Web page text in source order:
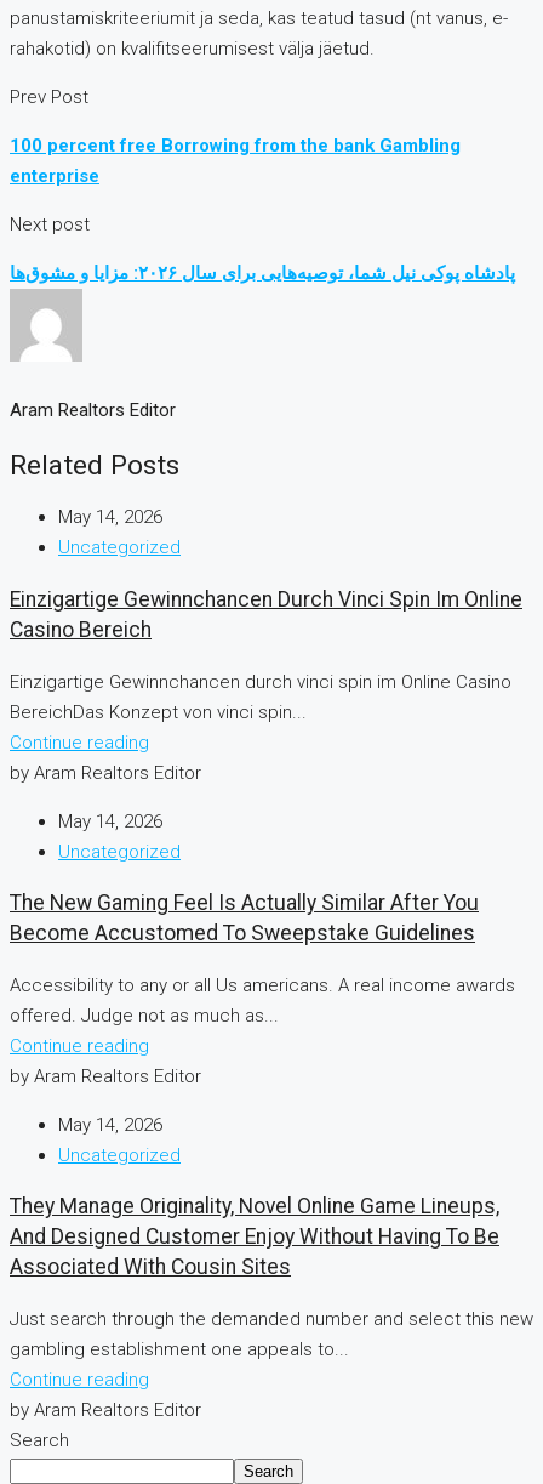
panustamiskriteeriumit ja seda, kas teatud tasud (nt vanus, e-
rahakotid) on kvalifitseerumisest välja jäetud.
Prev Post
100 percent free Borrowing from the bank Gambling
enterprise
Next post
پادشاه پوکی نیل شما، توصیه‌هایی برای سال ۲۰۲۶: مزایا و مشوق‌ها
Aram Realtors Editor
Related Posts
May 14, 2026
Uncategorized
Einzigartige Gewinnchancen Durch Vinci Spin Im Online
Casino Bereich
Einzigartige Gewinnchancen durch vinci spin im Online Casino
BereichDas Konzept von vinci spin...
Continue reading
by Aram Realtors Editor
May 14, 2026
Uncategorized
The New Gaming Feel Is Actually Similar After You
Become Accustomed To Sweepstake Guidelines
Accessibility to any or all Us americans. A real income awards
offered. Judge not as much as...
Continue reading
by Aram Realtors Editor
May 14, 2026
Uncategorized
They Manage Originality, Novel Online Game Lineups,
And Designed Customer Enjoy Without Having To Be
Associated With Cousin Sites
Just search through the demanded number and select this new
gambling establishment one appeals to...
Continue reading
by Aram Realtors Editor
Search
Search